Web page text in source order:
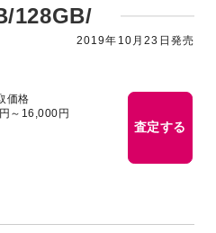
128GB/
2019年10月23日発売
価格
～16,000円
査定する